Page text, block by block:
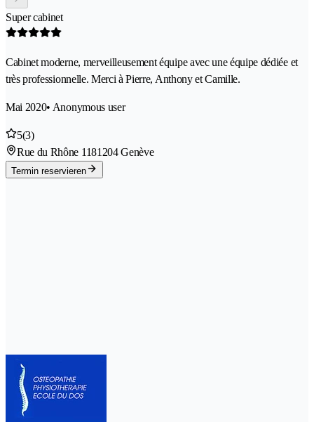
Super cabinet
Cabinet moderne, merveilleusement équipe avec une équipe dédiée et
très professionnelle. Merci à Pierre, Anthony et Camille.
Mai 2020• Anonymous user
5(3)
Rue du Rhône 1181204 Genève
Termin reservieren